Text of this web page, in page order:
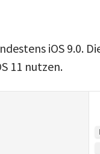
iOS 9.0.
11 nutzen.